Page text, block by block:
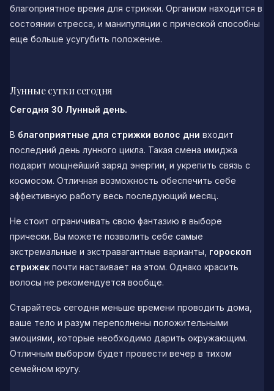
благоприятное время для стрижки. Организм находится в
состоянии стресса, и манипуляции с прической способны
еще больше усугубить положение.
Лунные сутки сегодня
Сегодня 30 Лунный день.
В благоприятные для стрижки волос дни входит
последний день лунного цикла. Такая смена имиджа
подарит мощнейший заряд энергии, и укрепить связь с
космосом. Отличная возможность обеспечить себе
эффективную работу весь последующий месяц.
Не стоит ограничивать свою фантазию в выборе
прически. Вы можете позволить себе самые
экстремальные и экстравагантные варианты, гороскоп
стрижек почти настаивает на этом. Однако красить
волосы не рекомендуется вообще.
Старайтесь сегодня меньше времени проводить дома,
ваше тело и разум переполнены положительными
эмоциями, которые необходимо дарить окружающим.
Отличным выбором будет провести вечер в тихом
семейном кругу.